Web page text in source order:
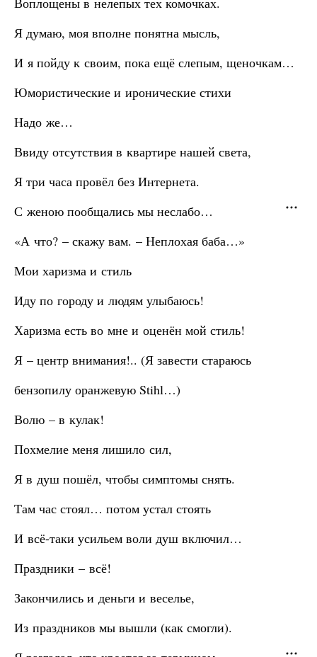
Я думаю, моя вполне понятна мысль,
И я пойду к своим, пока ещё слепым, щеночкам…
Юмористические и иронические стихи
Надо же…
Ввиду отсутствия в квартире нашей света,
Я три часа провёл без Интернета.
С женою пообщались мы неслабо…
«А что? – скажу вам. – Неплохая баба…»
Мои харизма и стиль
Иду по городу и людям улыбаюсь!
Харизма есть во мне и оценён мой стиль!
Я – центр внимания!.. (Я завести стараюсь
бензопилу оранжевую Stihl…)
Волю – в кулак!
Похмелие меня лишило сил,
Я в душ пошёл, чтобы симптомы снять.
Там час стоял… потом устал стоять
И всё-таки усильем воли душ включил…
Праздники – всё!
Закончились и деньги и веселье,
Из праздников мы вышли (как смогли).